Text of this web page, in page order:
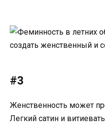
#3
Женственность может
Легкий сатин и